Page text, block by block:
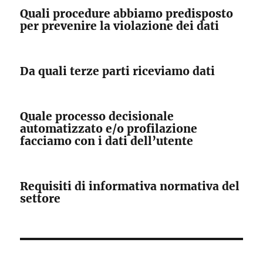
Quali procedure abbiamo predisposto
per prevenire la violazione dei dati
Da quali terze parti riceviamo dati
Quale processo decisionale
automatizzato e/o profilazione
facciamo con i dati dell’utente
Requisiti di informativa normativa del
settore